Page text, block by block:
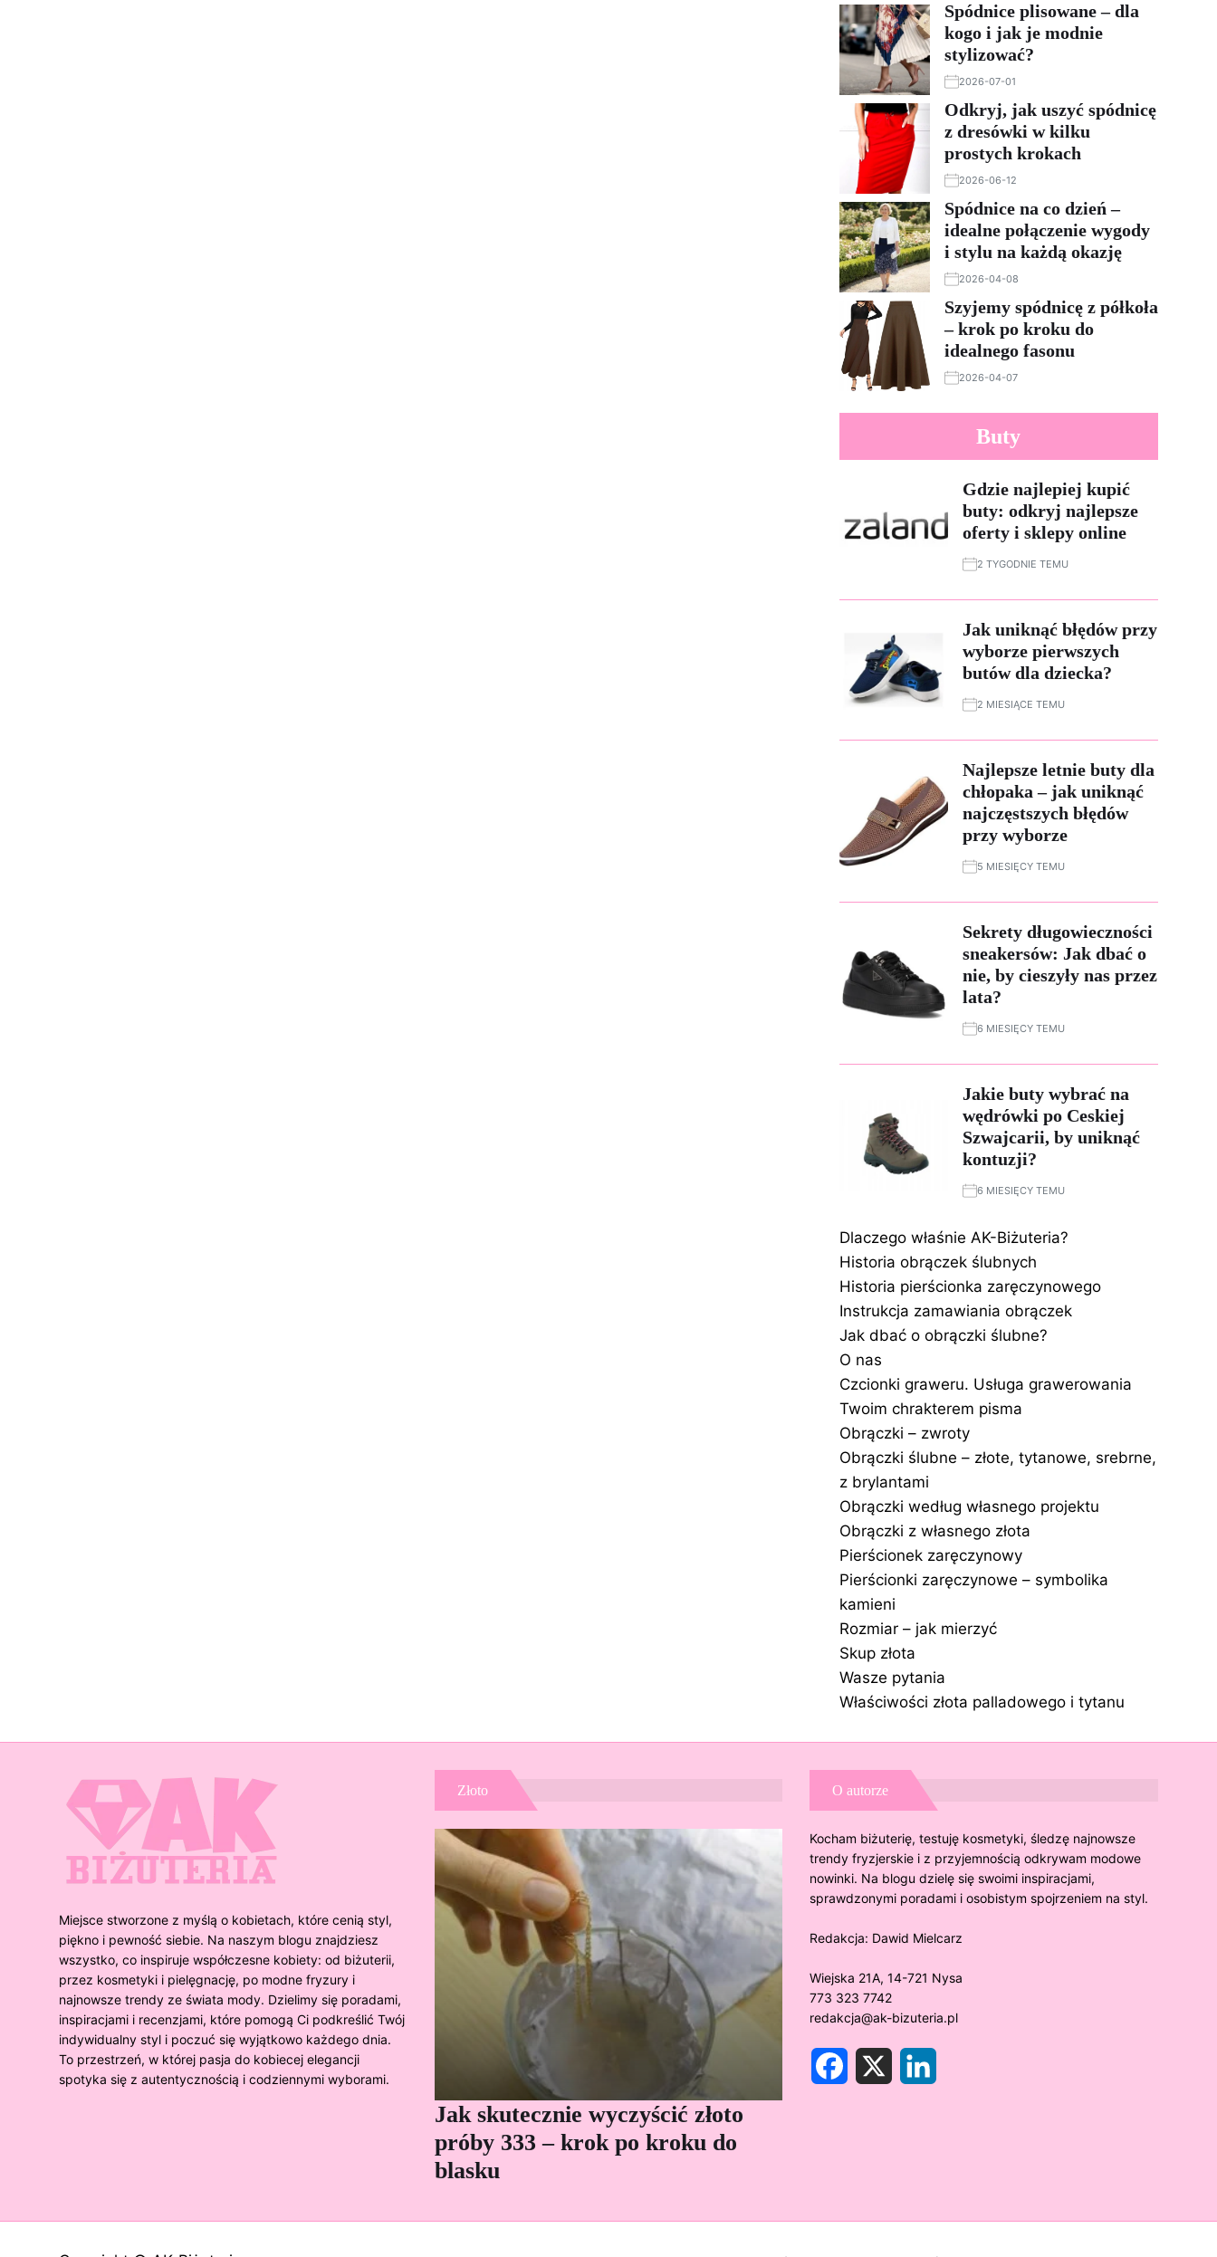
Spódnice plisowane – dla
kogo i jak je modnie
stylizować?
2026-07-01
Odkryj, jak uszyć spódnicę
z dresówki w kilku
prostych krokach
2026-06-12
Spódnice na co dzień –
idealne połączenie wygody
i stylu na każdą okazję
2026-04-08
Szyjemy spódnicę z półkoła
– krok po kroku do
idealnego fasonu
2026-04-07
Buty
Gdzie najlepiej kupić
buty: odkryj najlepsze
oferty i sklepy online
2 TYGODNIE TEMU
Jak uniknąć błędów przy
wyborze pierwszych
butów dla dziecka?
2 MIESIĄCE TEMU
Najlepsze letnie buty dla
chłopaka – jak uniknąć
najczęstszych błędów
przy wyborze
5 MIESIĘCY TEMU
Sekrety długowieczności
sneakersów: Jak dbać o
nie, by cieszyły nas przez
lata?
6 MIESIĘCY TEMU
Jakie buty wybrać na
wędrówki po Ceskiej
Szwajcarii, by uniknąć
kontuzji?
6 MIESIĘCY TEMU
Dlaczego właśnie AK-Biżuteria?
Historia obrączek ślubnych
Historia pierścionka zaręczynowego
Instrukcja zamawiania obrączek
Jak dbać o obrączki ślubne?
O nas
Czcionki graweru. Usługa grawerowania
Twoim chrakterem pisma
Obrączki – zwroty
Obrączki ślubne – złote, tytanowe, srebrne,
z brylantami
Obrączki według własnego projektu
Obrączki z własnego złota
Pierścionek zaręczynowy
Pierścionki zaręczynowe – symbolika
kamieni
Rozmiar – jak mierzyć
Skup złota
Wasze pytania
Właściwości złota palladowego i tytanu
Miejsce stworzone z myślą o kobietach, które cenią styl,
piękno i pewność siebie. Na naszym blogu znajdziesz
wszystko, co inspiruje współczesne kobiety: od biżuterii,
przez kosmetyki i pielęgnację, po modne fryzury i
najnowsze trendy ze świata mody. Dzielimy się poradami,
inspiracjami i recenzjami, które pomogą Ci podkreślić Twój
indywidualny styl i poczuć się wyjątkowo każdego dnia.
To przestrzeń, w której pasja do kobiecej elegancji
spotyka się z autentycznością i codziennymi wyborami.
Złoto
Jak skutecznie wyczyścić złoto
próby 333 – krok po kroku do
blasku
O autorze
Kocham biżuterię, testuję kosmetyki, śledzę najnowsze
trendy fryzjerskie i z przyjemnością odkrywam modowe
nowinki. Na blogu dzielę się swoimi inspiracjami,
sprawdzonymi poradami i osobistym spojrzeniem na styl.
Redakcja: Dawid Mielcarz
Wiejska 21A, 14-721 Nysa
773 323 7742
redakcja@ak-bizuteria.pl
X